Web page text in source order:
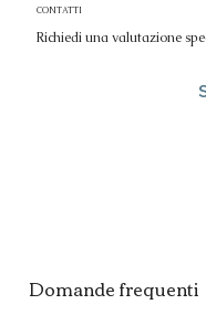
CONTATTI
Richiedi una valutazione
Domande frequenti